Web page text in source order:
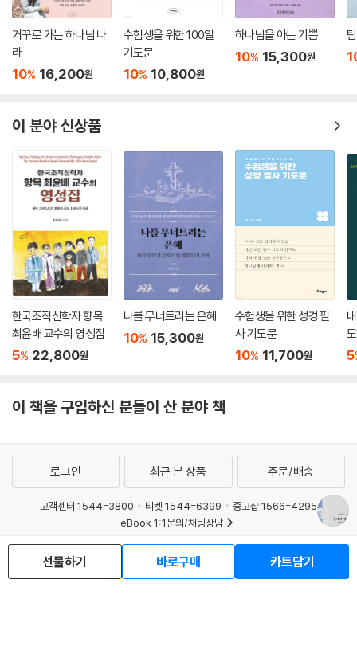
거꾸로 가는 하나님 나
라
10% 16,200원
수험생을 위한 100일
기도문
10% 10,800원
하나님을 아는 기쁨
10% 15,300원
이 분야 신상품
한국조직신학자 향목
최윤배 교수의 영성집
5% 22,800원
나를 무너트리는 은혜
10% 15,300원
수험생을 위한 성경 필
사 기도문
10% 11,700원
문
5
이 책을 구입하신 분들이 산 분야 책
선물하기 바로구매 카트담기
로그인 최근 본 상품 주문/배송
고객센터 1544-3800 티켓 1544-6399
중고샵 1566-4295
eBook 1:1문의/채팅상담
예스이십사(주) 사업자 정보
이용약관
개인정보처리방침
청소년보호정책